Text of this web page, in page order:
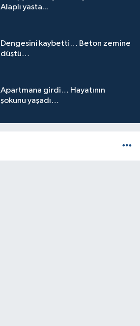
Alaplı yasta...
Dengesini kaybetti… Beton zemine
düştü…
Apartmana girdi… Hayatının
şokunu yaşadı…